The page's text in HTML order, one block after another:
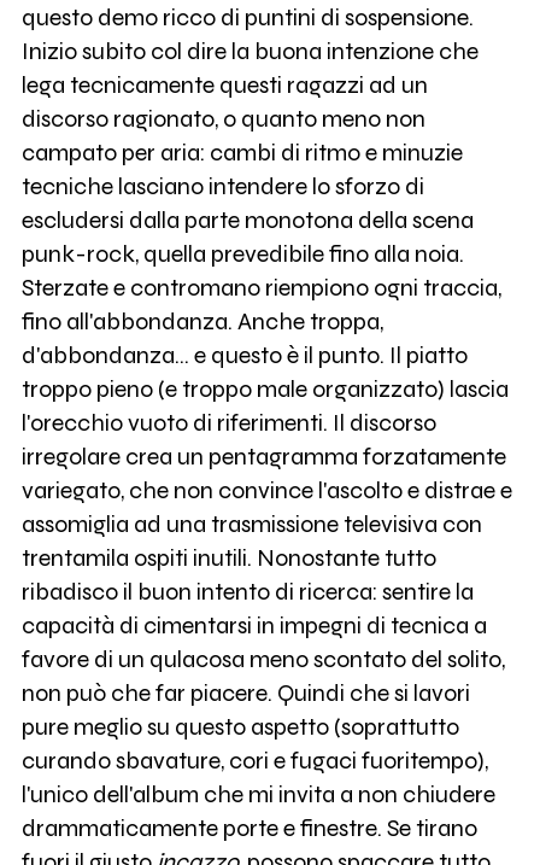
questo demo ricco di puntini di sospensione.
Inizio subito col dire la buona intenzione che
lega tecnicamente questi ragazzi ad un
discorso ragionato, o quanto meno non
campato per aria: cambi di ritmo e minuzie
tecniche lasciano intendere lo sforzo di
escludersi dalla parte monotona della scena
punk-rock, quella prevedibile fino alla noia.
Sterzate e contromano riempiono ogni traccia,
fino all'abbondanza. Anche troppa,
d'abbondanza… e questo è il punto. Il piatto
troppo pieno (e troppo male organizzato) lascia
l'orecchio vuoto di riferimenti. Il discorso
irregolare crea un pentagramma forzatamente
variegato, che non convince l'ascolto e distrae e
assomiglia ad una trasmissione televisiva con
trentamila ospiti inutili. Nonostante tutto
ribadisco il buon intento di ricerca: sentire la
capacità di cimentarsi in impegni di tecnica a
favore di un qulacosa meno scontato del solito,
non può che far piacere. Quindi che si lavori
pure meglio su questo aspetto (soprattutto
curando sbavature, cori e fugaci fuoritempo),
l'unico dell'album che mi invita a non chiudere
drammaticamente porte e finestre. Se tirano